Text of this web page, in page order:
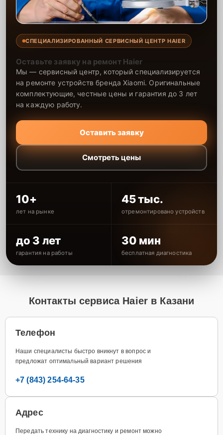
СПЕЦИАЛИЗИРОВАННЫЙ СЕРВИСНЫЙ ЦЕНТР HAIER
Оставьте заявку на ремонт Haier
Мы — сервисный центр, который специализируется
на ремонте устройств бренда Xiaomi. Оригинальные
комплектующие, честные цены и гарантия до 3 лет
на каждую работу.
Оставить заявку
Смотреть цены
10+
лет на рынке
45 тыс.
отремонтировано устройств
до 3 лет
гарантия на работы
30 мин
бесплатная диагностика
Контакты сервиса Haier в Казани
Телефон
Наши специалисты быстро вникнут в вопрос и
предложат оптимальный вариант решения
+7 (843) 254-64-35
Адрес
Передать технику на диагностику и ремонт можно